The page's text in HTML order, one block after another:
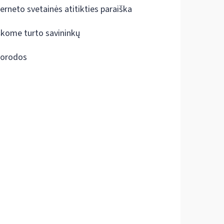
svetainės atitikties paraiška
turto savininkų